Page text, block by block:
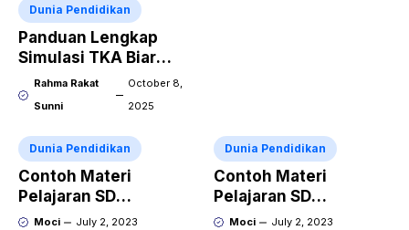
Dunia Pendidikan
Panduan Lengkap
Simulasi TKA Biar
Lolos Kuliah Impian
Rahma Rakat
Sunni
October 8,
2025
Dunia Pendidikan
Contoh Materi
Pelajaran SD
Penjumlahan dan
Moci July 2, 2023
Dunia Pendidikan
Contoh Materi
Pelajaran SD
Mengenal Angka dan
Moci July 2, 2023